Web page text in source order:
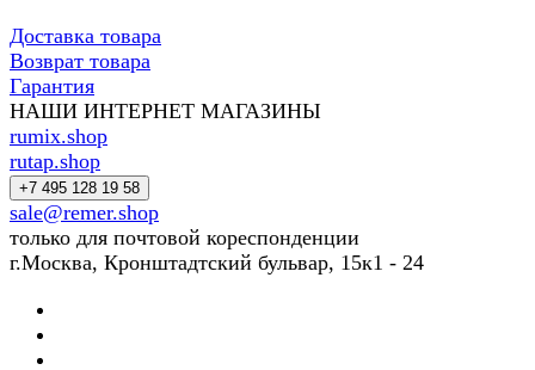
Доставка товара
Возврат товара
Гарантия
НАШИ ИНТЕРНЕТ МАГАЗИНЫ
rumix.shop
rutap.shop
+7 495 128 19 58
sale@remer.shop
только для почтовой кореспонденции
г.Москва, Кронштадтский бульвар, 15к1 - 24